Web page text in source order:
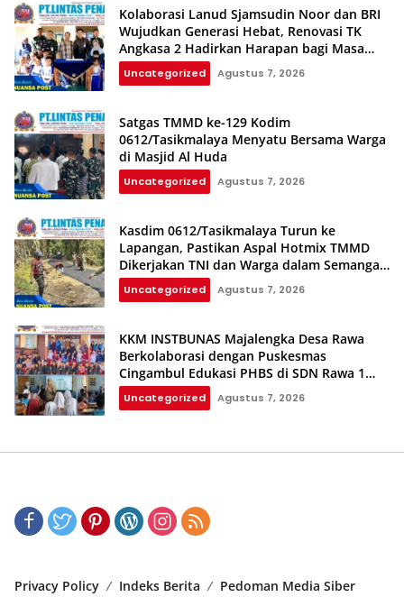
Kolaborasi Lanud Sjamsudin Noor dan BRI
Wujudkan Generasi Hebat, Renovasi TK
Angkasa 2 Hadirkan Harapan bagi Masa
Depan Anak
Uncategorized Agustus 7, 2026
Satgas TMMD ke-129 Kodim
0612/Tasikmalaya Menyatu Bersama Warga
di Masjid Al Huda
Uncategorized Agustus 7, 2026
Kasdim 0612/Tasikmalaya Turun ke
Lapangan, Pastikan Aspal Hotmix TMMD
Dikerjakan TNI dan Warga dalam Semangat
Gotong Royong
Uncategorized Agustus 7, 2026
KKM INSTBUNAS Majalengka Desa Rawa
Berkolaborasi dengan Puskesmas
Cingambul Edukasi PHBS di SDN Rawa 1
dan SDN Rawa 3
Uncategorized Agustus 7, 2026
Privacy Policy Indeks Berita Pedoman Media Siber